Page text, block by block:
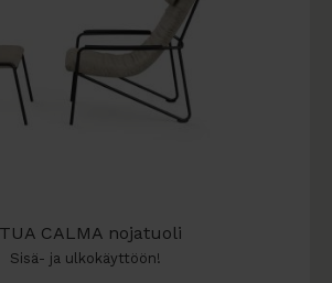
CALMA nojatuoli
Sisä- ja ulkokäyttöön!